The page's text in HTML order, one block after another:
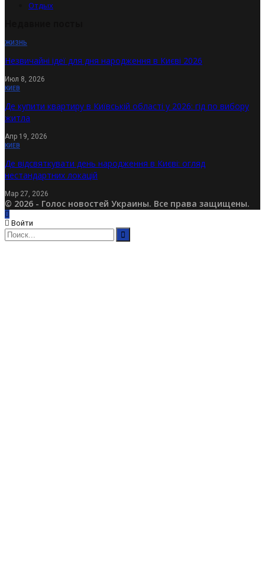
Отдых
ЖИЗНЬ
Незвичайні ідеї для дня народження в Києві 2026
Июл 8, 2026
КИЕВ
Де купити квартиру в Київській області у 2026: гід по вибору
житла
Апр 19, 2026
КИЕВ
Де відсвяткувати день народження в Києві: огляд
нестандартних локацій
Мар 27, 2026
© 2026 - Голос новостей Украины. Все права защищены.
Войти